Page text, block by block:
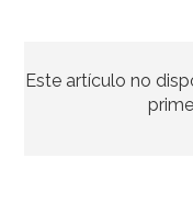
Este artículo no